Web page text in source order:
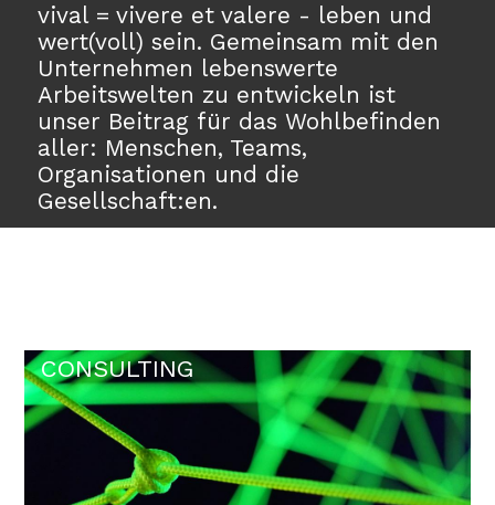
vival = vivere et valere - leben und
wert(voll) sein. Gemeinsam mit den
Unternehmen lebenswerte
Arbeitswelten zu entwickeln ist
unser Beitrag für das Wohlbefinden
aller: Menschen, Teams,
Organisationen und die
Gesellschaft:en.
CONSULTING